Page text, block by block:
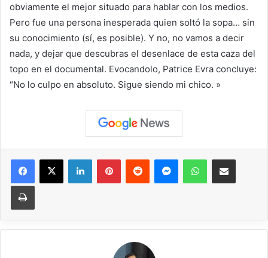
obviamente el mejor situado para hablar con los medios.
Pero fue una persona inesperada quien soltó la sopa… sin
su conocimiento (sí, es posible). Y no, no vamos a decir
nada, y dejar que descubras el desenlace de esta caza del
topo en el documental. Evocandolo, Patrice Evra concluye:
“No lo culpo en absoluto. Sigue siendo mi chico. »
Facebook
X LinkedInPinterestReddit MessengerWhatsAppCompartir vía correo
Imprimir